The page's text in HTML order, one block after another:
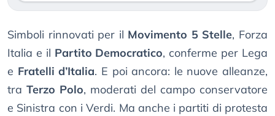
Simboli rinnovati per il Movimento 5 Stelle, Forza
Italia e il Partito Democratico, conferme per Lega
e Fratelli d’Italia. E poi ancora: le nuove alleanze,
tra Terzo Polo, moderati del campo conservatore
e Sinistra con i Verdi. Ma anche i partiti di protesta